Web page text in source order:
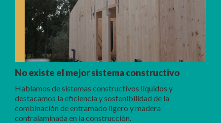
No existe el mejor sistema constructivo
Hablamos de sistemas constructivos líquidos y
destacamos la eficiencia y sostenibilidad de la
combinación de entramado ligero y madera
contralaminada en la construcción.